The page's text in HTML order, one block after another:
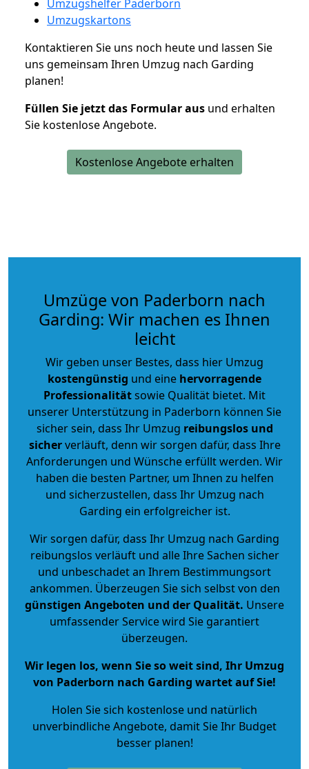
Umzugshelfer Paderborn
Umzugskartons
Kontaktieren Sie uns noch heute und lassen Sie
uns gemeinsam Ihren Umzug nach Garding
planen!
Füllen Sie jetzt das Formular aus und erhalten
Sie kostenlose Angebote.
Kostenlose Angebote erhalten
Umzüge von Paderborn nach
Garding: Wir machen es Ihnen
leicht
Wir geben unser Bestes, dass hier Umzug
kostengünstig und eine hervorragende
Professionalitätsowie Qualität bietet. Mit
unserer Unterstützung in Paderborn können Sie
sicher sein, dass Ihr Umzug reibungslos und
sicherverläuft, denn wir sorgen dafür, dass Ihre
Anforderungen und Wünsche erfüllt werden. Wir
haben die besten Partner, um Ihnen zu helfen
und sicherzustellen, dass Ihr Umzug nach
Garding ein erfolgreicher ist.
Wir sorgen dafür, dass Ihr Umzug nach Garding
reibungslos verläuft und alle Ihre Sachen sicher
und unbeschadet an Ihrem Bestimmungsort
ankommen. Überzeugen Sie sich selbst von den
günstigen Angeboten und der Qualität. Unsere
umfassender Service wird Sie garantiert
überzeugen.
Wir legen los, wenn Sie so weit sind, Ihr Umzug
von Paderborn nach Garding wartet auf Sie!
Holen Sie sich kostenlose und natürlich
unverbindliche Angebote, damit Sie Ihr Budget
besser planen!